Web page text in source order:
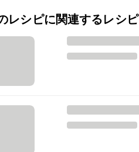
レシピに関連するレシピ